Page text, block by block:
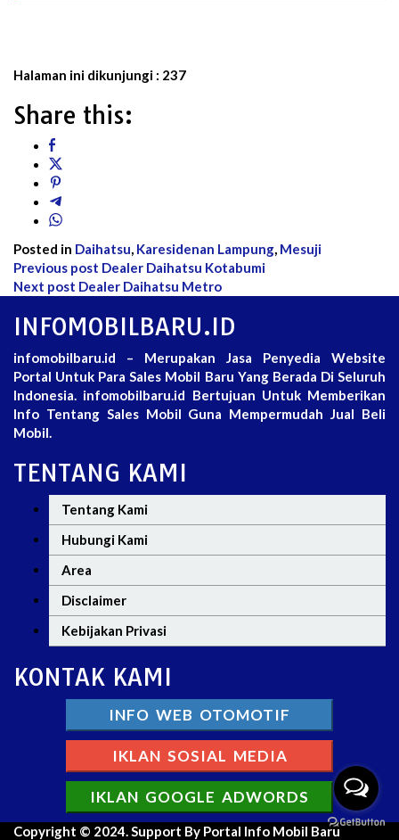
Halaman ini dikunjungi : 237
Share this:
Posted in Daihatsu, Karesidenan Lampung, Mesuji
Post
navigation
Previous post Dealer Daihatsu Kotabumi
Next post Dealer Daihatsu Metro
INFOMOBILBARU.ID
infomobilbaru.id – Merupakan Jasa Penyedia Website
Portal Untuk Para Sales Mobil Baru Yang Berada Di Seluruh
Indonesia. infomobilbaru.id Bertujuan Untuk Memberikan
Info Tentang Sales Mobil Guna Mempermudah Jual Beli
Mobil.
TENTANG KAMI
Tentang Kami
Hubungi Kami
Area
Disclaimer
Kebijakan Privasi
KONTAK KAMI
INFO WEB OTOMOTIF
IKLAN SOSIAL MEDIA
IKLAN GOOGLE ADWORDS
Copyright © 2024. Support By Portal Info Mobil Baru